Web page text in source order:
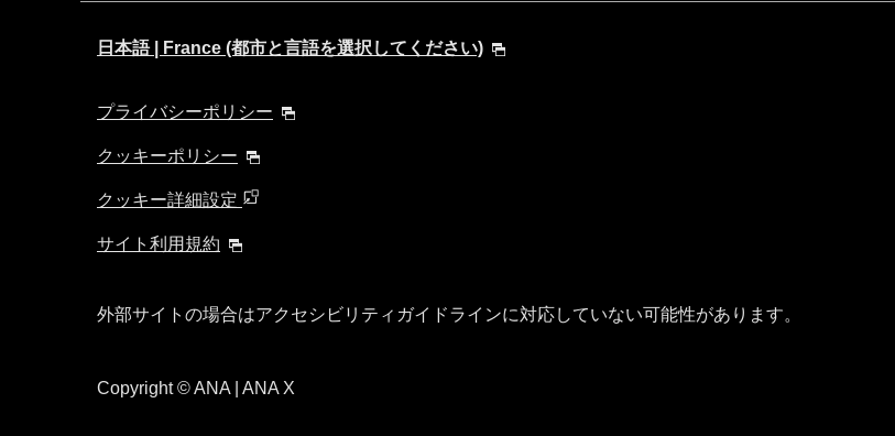
日本語 | France (都市と言語を選択してください)
プライバシーポリシー
クッキーポリシー
クッキー詳細設定
サイト利用規約
外部サイトの場合はアクセシビリティガイドラインに対応していない可能性があります。
Copyright© ANA | ANA X